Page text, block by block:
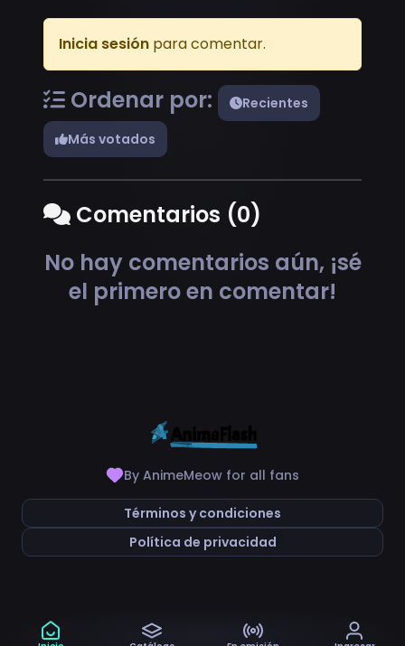
Inicia sesión para comentar.
Ordenar por:
Recientes
Más votados
Comentarios (0)
No hay comentarios aún, ¡sé
el primero en comentar!
By AnimeMeow for all fans
Términos y condiciones
Política de privacidad